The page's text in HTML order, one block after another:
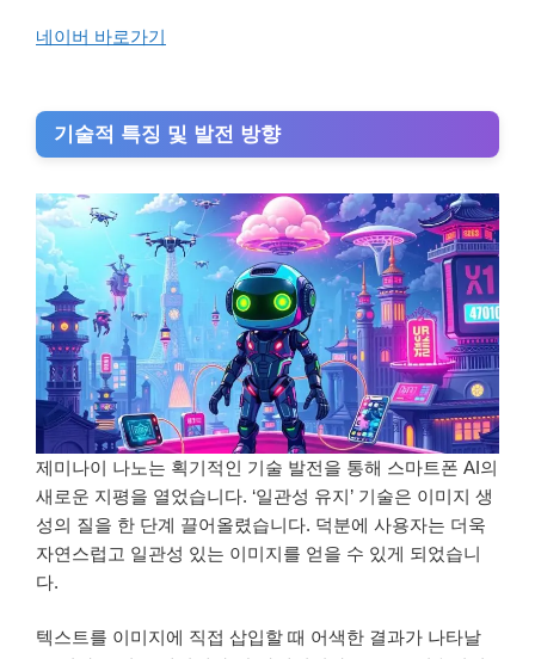
네이버 바로가기
기술적 특징 및 발전 방향
제미나이 나노는 획기적인 기술 발전을 통해 스마트폰 AI의
새로운 지평을 열었습니다. ‘일관성 유지’ 기술은 이미지 생
성의 질을 한 단계 끌어올렸습니다. 덕분에 사용자는 더욱
자연스럽고 일관성 있는 이미지를 얻을 수 있게 되었습니
다.
텍스트를 이미지에 직접 삽입할 때 어색한 결과가 나타날